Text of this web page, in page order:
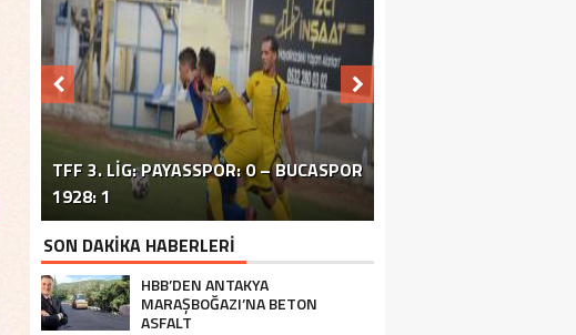
ERZİNLİ ÇİFTÇİLERE GIDA VE
TURUNÇGİL EĞİTİMİ VERİLDİ
HATAY’DAKI ÇATIŞMA VE PATLAMA:
BÖLGEDE OPERASYON SÜRÜYOR
TFF 3. LIG: PAYASSPOR: 0 – BUCASPOR
1928: 1
SİVİL TOPLUM ÖRGÜTLERİ ORTAK
BASIN TOPLANTISI FOTOĞRAF
SON DAKİKA HABERLERİ
HBB’DEN ANTAKYA
MARAŞBOĞAZI’NA BETON
ASFALT